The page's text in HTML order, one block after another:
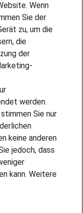
Wenn
Sie der
zu, um die
die
der
werden.
Sie nur
keine anderen
jedoch, dass
kann. Weitere